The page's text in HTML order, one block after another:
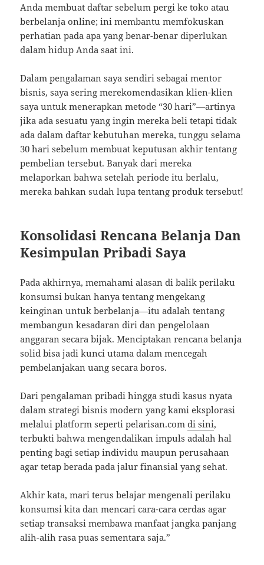
Anda membuat daftar sebelum pergi ke toko atau
berbelanja online; ini membantu memfokuskan
perhatian pada apa yang benar-benar diperlukan
dalam hidup Anda saat ini.
Dalam pengalaman saya sendiri sebagai mentor
bisnis, saya sering merekomendasikan klien-klien
saya untuk menerapkan metode “30 hari”—artinya
jika ada sesuatu yang ingin mereka beli tetapi tidak
ada dalam daftar kebutuhan mereka, tunggu selama
30 hari sebelum membuat keputusan akhir tentang
pembelian tersebut. Banyak dari mereka
melaporkan bahwa setelah periode itu berlalu,
mereka bahkan sudah lupa tentang produk tersebut!
Konsolidasi Rencana Belanja Dan
Kesimpulan Pribadi Saya
Pada akhirnya, memahami alasan di balik perilaku
konsumsi bukan hanya tentang mengekang
keinginan untuk berbelanja—itu adalah tentang
membangun kesadaran diri dan pengelolaan
anggaran secara bijak. Menciptakan rencana belanja
solid bisa jadi kunci utama dalam mencegah
pembelanjakan uang secara boros.
Dari pengalaman pribadi hingga studi kasus nyata
dalam strategi bisnis modern yang kami eksplorasi
melalui platform seperti pelarisan.comdi sini,
terbukti bahwa mengendalikan impuls adalah hal
penting bagi setiap individu maupun perusahaan
agar tetap berada pada jalur finansial yang sehat.
Akhir kata, mari terus belajar mengenali perilaku
konsumsi kita dan mencari cara-cara cerdas agar
setiap transaksi membawa manfaat jangka panjang
alih-alih rasa puas sementara saja.”